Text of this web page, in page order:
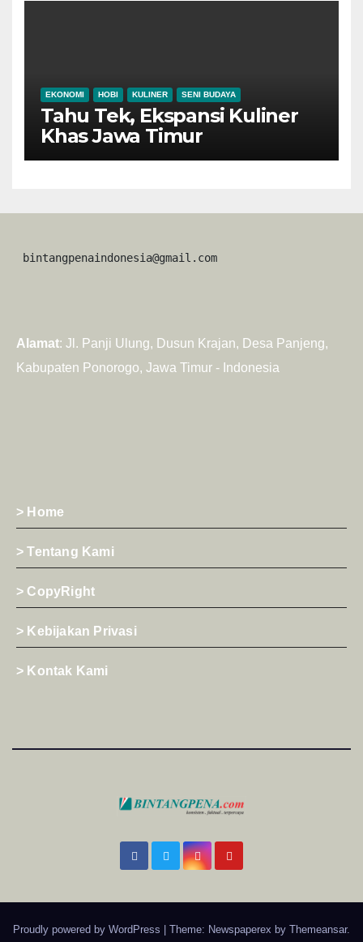
EKONOMI HOBI KULINER SENI BUDAYA
Tahu Tek, Ekspansi Kuliner
Khas Jawa Timur
bintangpenaindonesia@gmail.com
Alamat: Jl. Panji Ulung, Dusun Krajan, Desa Panjeng,
Kabupaten Ponorogo, Jawa Timur - Indonesia
> Home
> Tentang Kami
> CopyRight
> Kebijakan Privasi
> Kontak Kami
Proudly powered by WordPress Theme: Newspaperex by Themeansar.